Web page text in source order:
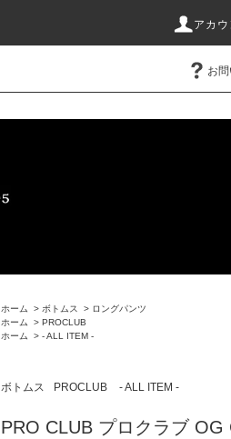
アカウ
お
ホーム > ボトムス > ロングパンツ
ホーム
> PROCLUB
ホーム
> - ALL ITEM -
ボトムス PROCLUB - ALL ITEM -
PRO CLUB プロクラブ OG